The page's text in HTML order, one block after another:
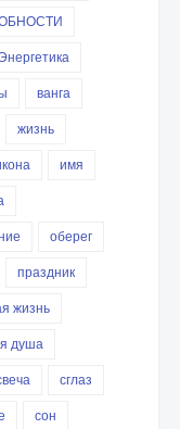
Энергетика
ванга
жизнь
имя
оберег
праздник
жизнь
душа
сглаз
сон